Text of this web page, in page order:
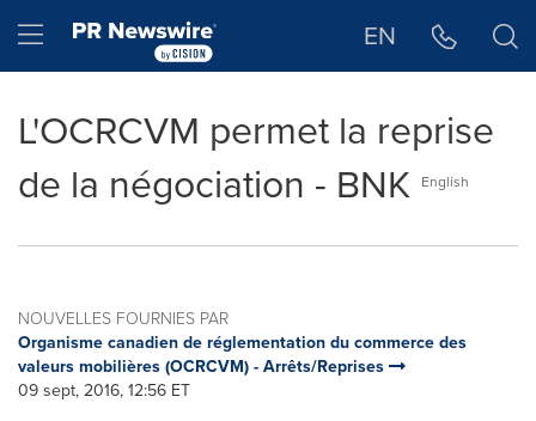
Hamburger menu EN
L'OCRCVM permet la reprise
de la négociation - BNK English
NOUVELLES FOURNIES PAR
Organisme canadien de réglementation du commerce des
valeurs mobilières (OCRCVM) - Arrêts/Reprises
09 sept, 2016, 12:56 ET